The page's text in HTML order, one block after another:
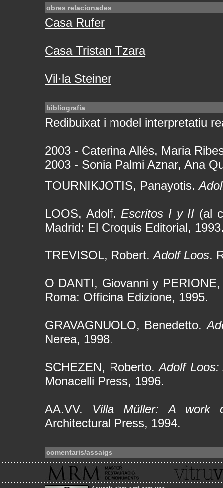
obres relacionades
Casa Rufer
Casa Tristan Tzara
Vil·la Steiner
bibliografia
Redibuixat i model interpretatiu
2003 - Caterina Allés, Maria
2003 - Sonia Palmi Aznar, Ana
TOURNIKJOTIS, Panayotis.
LOOS, Adolf. Escritos I y II (al
Madrid: El Croquis Editorial,
TREVISOL, Robert.Adolf Loos.
O DANTI, Giovanni y
Roma: Officina Edizione, 1995.
GRAVAGNUOLO, Benedetto.
Nerea, 1998.
SCHEZEN, Roberto.Adolf Loos:
Monacelli Press, 1996.
AA.VV. Villa Müller: A work
Architectural Press, 1994.
comentaris/assaigs